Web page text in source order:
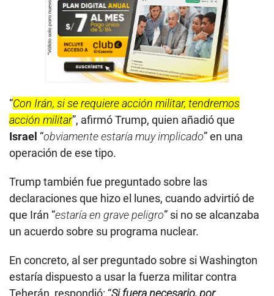
“Con Irán, si se requiere acción militar, tendremos
acción militar”, afirmó Trump, quien añadió que
Israel “obviamente estaría muy implicado” en una
operación de ese tipo.
Trump también fue preguntado sobre las
declaraciones que hizo el lunes, cuando advirtió de
que Irán “estaría en grave peligro” si no se alcanzaba
un acuerdo sobre su programa nuclear.
En concreto, al ser preguntado sobre si Washington
estaría dispuesto a usar la fuerza militar contra
Teherán, respondió: “Si fuera necesario, por